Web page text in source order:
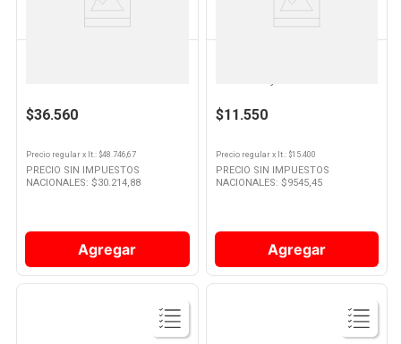
$36.560
Precio regular x lt. : $48.746,67
PRECIO SIN IMPUESTOS
NACIONALES: $30.214,88
Agregar
$11.550
Precio regularx lt. : $15.400
PRECIO SIN IMPUESTOS
NACIONALES: $9545,45
Agregar